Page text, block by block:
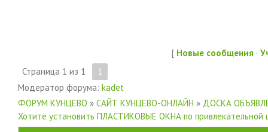
[ Новые сообщения ·
Страница 1 из 1
1
Модератор форума: kadet
ФОРУМ КУНЦЕВО » САЙТ КУНЦЕВО-ОНЛАЙН » ДОСКА
Хотите установить ПЛАСТИКОВЫЕ ОКНА по привлекательной